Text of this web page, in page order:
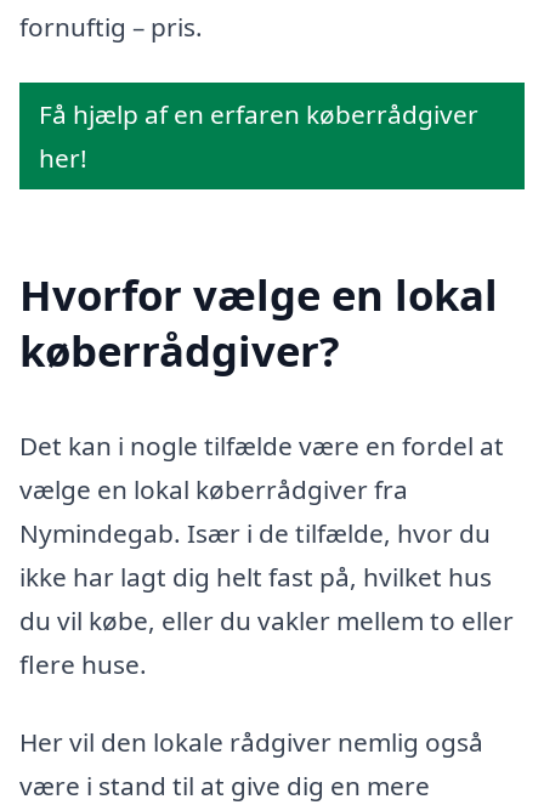
fornuftig – pris.
Få hjælp af en erfaren køberrådgiver
her!
Hvorfor vælge en lokal
køberrådgiver?
Det kan i nogle tilfælde være en fordel at
vælge en lokal køberrådgiver fra
Nymindegab. Især i de tilfælde, hvor du
ikke har lagt dig helt fast på, hvilket hus
du vil købe, eller du vakler mellem to eller
flere huse.
Her vil den lokale rådgiver nemlig også
være i stand til at give dig en mere